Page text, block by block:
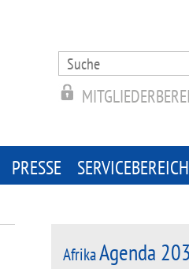
Search
for:
PRESSE SERVICEBEREICH
AfrikaAgenda